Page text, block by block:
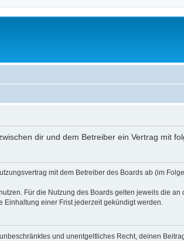
dir und dem Betreiber ein Vertrag mit
mit dem Betreiber des Boards ab (im
Für die Nutzung des Boards gelten jeweils die
Einhaltung einer Frist jederzeit gekündigt werden.
und unentgeltliches Recht, deinen